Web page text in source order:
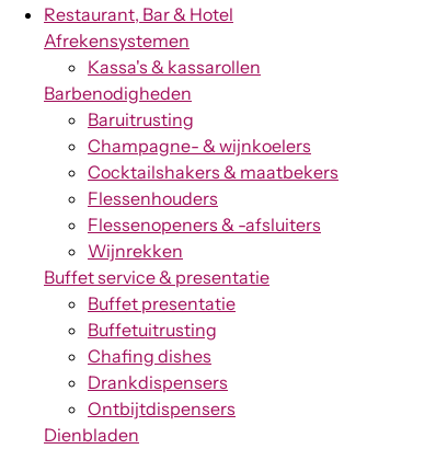
Restaurant, Bar & Hotel
Afrekensystemen
Kassa's & kassarollen
Barbenodigheden
Baruitrusting
Champagne- & wijnkoelers
Cocktailshakers & maatbekers
Flessenhouders
Flessenopeners & -afsluiters
Wijnrekken
Buffet service & presentatie
Buffet presentatie
Buffetuitrusting
Chafing dishes
Drankdispensers
Ontbijtdispensers
Dienbladen